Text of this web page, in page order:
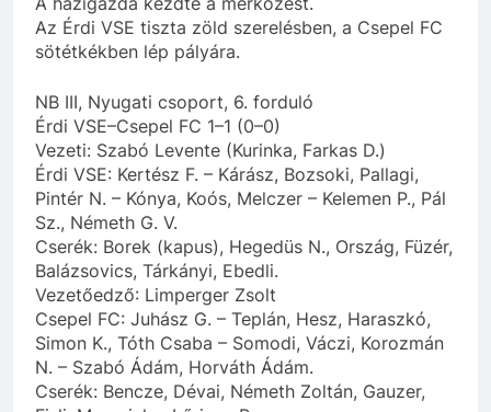
Az Érdi VSE tiszta zöld szerelésben, a Csepel FC
sötétkékben lép pályára.
NB III, Nyugati csoport, 6. forduló
Érdi VSE–Csepel FC 1–1 (0–0)
Vezeti: Szabó Levente (Kurinka, Farkas D.)
Érdi VSE: Kertész F. – Kárász, Bozsoki, Pallagi,
Pintér N. – Kónya, Koós, Melczer – Kelemen P., Pál
Sz., Németh G. V.
Cserék: Borek (kapus), Hegedüs N., Ország, Füzér,
Balázsovics, Tárkányi, Ebedli.
Vezetőedző: Limperger Zsolt
Csepel FC: Juhász G. – Teplán, Hesz, Haraszkó,
Simon K., Tóth Csaba – Somodi, Váczi, Korozmán
N. – Szabó Ádám, Horváth Ádám.
Cserék: Bencze, Dévai, Németh Zoltán, Gauzer,